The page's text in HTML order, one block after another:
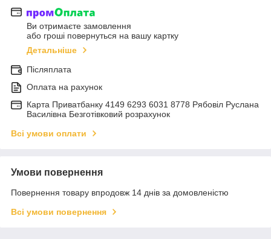
Ви отримаєте замовлення
або гроші повернуться на вашу картку
Детальніше
Післяплата
Оплата на рахунок
Карта Приватбанку 4149 6293 6031 8778 Рябовіл Руслана
Василівна Безготівковий розрахунок
Всі умови оплати
Умови повернення
Повернення товару впродовж 14 днів за домовленістю
Всі умови повернення